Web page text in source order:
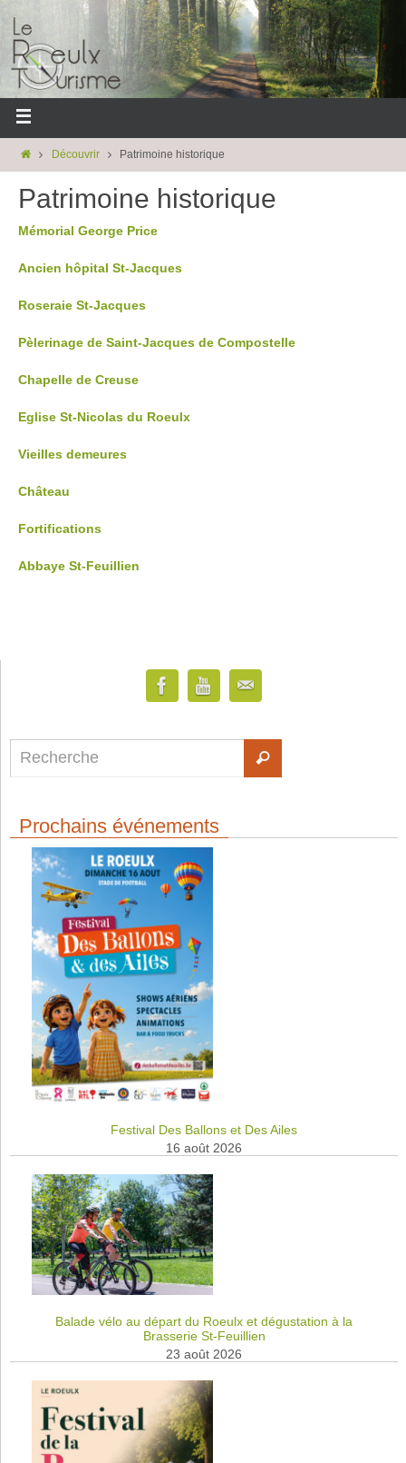
Découvrir Patrimoine historique
Patrimoine historique
Mémorial George Price
Ancien hôpital St-Jacques
Roseraie St-Jacques
Pèlerinage de Saint-Jacques de Compostelle
Chapelle de Creuse
Eglise St-Nicolas du Roeulx
Vieilles demeures
Château
Fortifications
Abbaye St-Feuillien
Prochains événements
Festival Des Ballons et Des Ailes
16 août 2026
Balade vélo au départ du Roeulx et dégustation à la
Brasserie St-Feuillien
23 août 2026